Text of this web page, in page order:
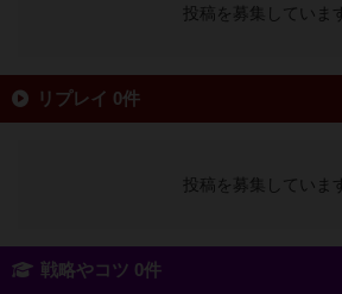
投稿を募集しています
リプレイ 0件
投稿を募集しています
戦略やコツ 0件